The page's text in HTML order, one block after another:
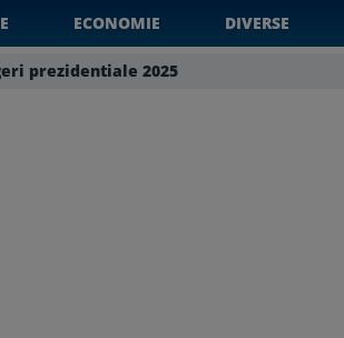
ECONOMIE DIVERSE
prezidentiale 2025